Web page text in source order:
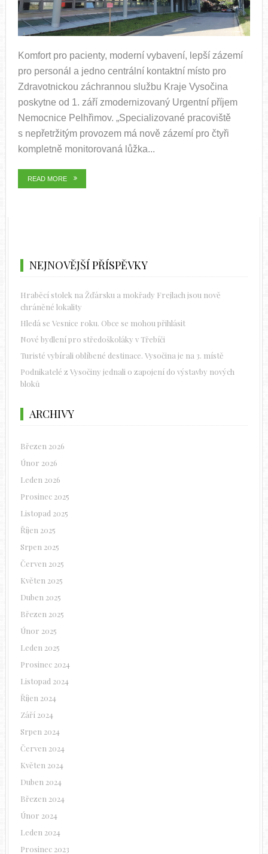
Komfort pro pacienty, moderní vybavení, lepší zázemí
pro personál a jedno centrální kontaktní místo pro
Zdravotnickou záchrannou službu Kraje Vysočina
poskytne od 1. září zmodernizovaný Urgentní příjem
Nemocnice Pelhřimov. „Specializované pracoviště
s nepřetržitým provozem má nově zázemí pro čtyři
kompletně monitorovaná lůžka...
READ MORE
NEJNOVĚJŠÍ PŘÍSPĚVKY
Hraběcí stolek na Žďársku a mokřady Frejlach jsou nově
chráněné lokality
Hledá se Vesnice roku. Obce se mohou přihlásit
Nové bydlení pro středoškoláky v Třebíči
Turisté vybírali oblíbené destinace. Vysočina je na 3. místě
Podnikatelé z Vysočiny jednali o zapojení do výstavby nových
bloků
ARCHIVY
Březen 2026
Únor 2026
Leden 2026
Prosinec 2025
Listopad 2025
Říjen 2025
Srpen 2025
Červen 2025
Květen 2025
Duben 2025
Březen 2025
Únor 2025
Leden 2025
Prosinec 2024
Listopad 2024
Říjen 2024
Září 2024
Srpen 2024
Červen 2024
Květen 2024
Duben 2024
Březen 2024
Únor 2024
Leden 2024
Prosinec 2023